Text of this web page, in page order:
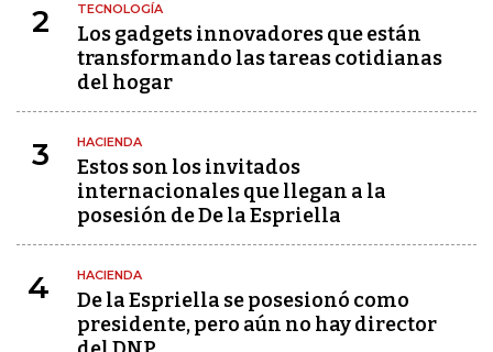
2 TECNOLOGÍA
Los gadgets innovadores que están
transformando las tareas cotidianas
del hogar
3 HACIENDA
Estos son los invitados
internacionales que llegan a la
posesión de De la Espriella
4 HACIENDA
De la Espriella se posesionó como
presidente, pero aún no hay director